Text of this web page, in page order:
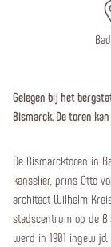
Gelegen bij het
Bismarck. De toren
De Bismarcktoren in
kanselier, prins Otto
architect Wilhelm
stadscentrum op de
werd in 1901